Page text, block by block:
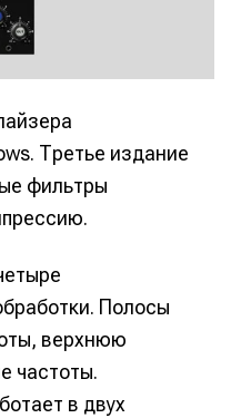
Третье издание
фильтры
Полосы
верхнюю
частоты.
в двух